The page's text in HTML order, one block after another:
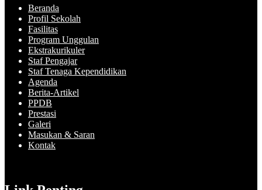
Beranda
Profil Sekolah
Fasilitas
Program Unggulan
Ekstrakurikuler
Staf Pengajar
Staf Tenaga Kependidikan
Agenda
Berita-Artikel
PPDB
Prestasi
Galeri
Masukan & Saran
Kontak